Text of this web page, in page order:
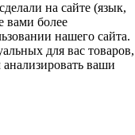
на сайте (язык,
вами более
нашего сайта.
для вас товаров,
ваши